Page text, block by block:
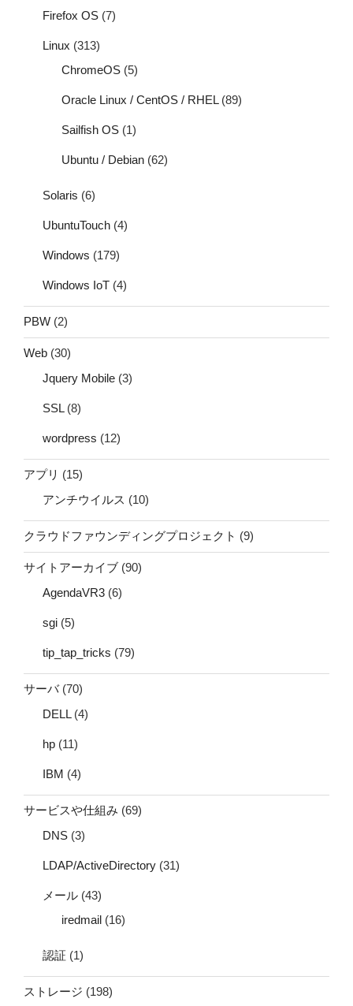
Firefox OS (7)
Linux (313)
ChromeOS (5)
Oracle Linux / CentOS / RHEL(89)
Sailfish OS (1)
Ubuntu / Debian (62)
Solaris (6)
UbuntuTouch (4)
Windows (179)
Windows IoT (4)
PBW (2)
Web (30)
Jquery Mobile (3)
SSL(8)
wordpress (12)
アプリ (15)
アンチウイルス (10)
クラウドファウンディングプロジェクト (9)
サイトアーカイブ (90)
AgendaVR3 (6)
sgi (5)
tip_tap_tricks (79)
サーバ(70)
DELL(4)
hp (11)
IBM (4)
サービスや仕組み (69)
DNS (3)
LDAP/ActiveDirectory (31)
メール (43)
iredmail (16)
認証 (1)
ストレージ (198)